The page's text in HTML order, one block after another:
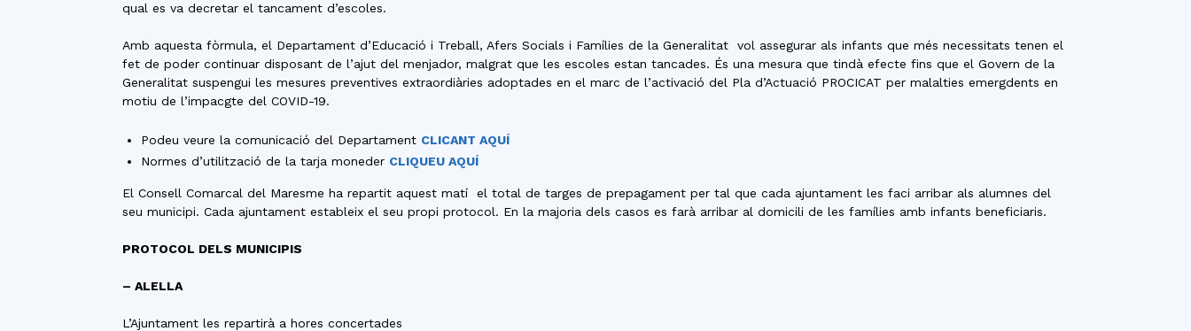
qual es va decretar el tancament d’escoles.
Amb aquesta fòrmula, el Departament d’Educació i Treball, Afers Socials i Famílies de la Generalitat vol assegurar als infants que més necessitats tenen el
fet de poder continuar disposant de l’ajut del menjador, malgrat que les escoles estan tancades. És una mesura que tindà efecte fins que el Govern de la
Generalitat suspengui les mesures preventives extraordiàries adoptades en el marc de l’activació del Pla d’Actuació PROCICAT per malalties emergdents en
motiu de l’impacgte del COVID-19.
Podeu veure la comunicació del Departament CLICANT AQUÍ
Normes d’utilització de la tarja moneder CLIQUEU AQUÍ
El Consell Comarcal del Maresme ha repartit aquest matí el total de targes de prepagament per tal que cada ajuntament les faci arribar als alumnes del
seu municipi. Cada ajuntament estableix el seu propi protocol. En la majoria dels casos es farà arribar al domicili de les famílies amb infants beneficiaris.
PROTOCOL DELS MUNICIPIS
– ALELLA
L’Ajuntament les repartirà a hores concertades